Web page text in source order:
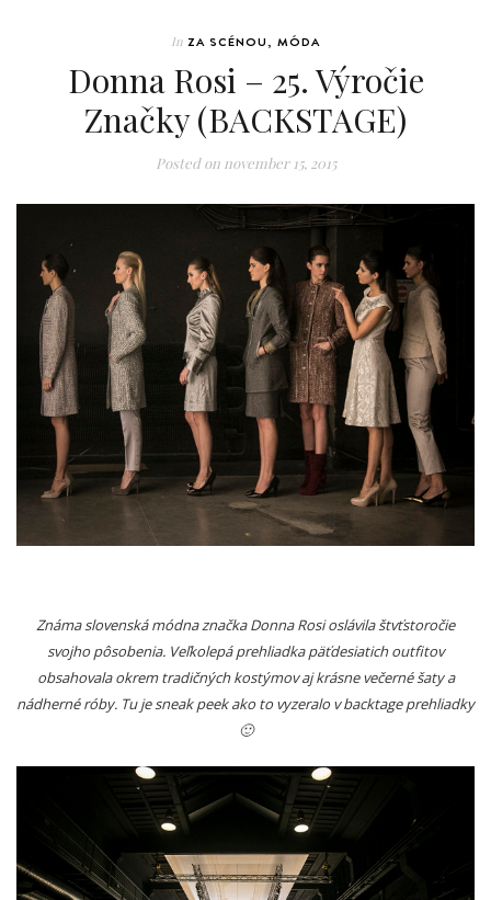
In ZA SCÉNOU, MÓDA
Donna Rosi – 25. Výročie
Značky (BACKSTAGE)
Posted onnovember 15, 2015
Známa slovenská módna značka Donna Rosi oslávila štvťstoročie
svojho pôsobenia. Veľkolepá prehliadka päťdesiatich outfitov
obsahovala okrem tradičných kostýmov aj krásne večerné šaty a
nádherné róby. Tu je sneak peek ako to vyzeralo v backtage prehliadky
🙂